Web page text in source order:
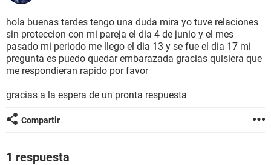
BIENESTAR
SEXUALIDAD
hola buenas tardes tengo una duda mira yo tuve relaciones
sin proteccion con mi pareja el dia 4 de junio y el mes
pasado mi periodo me llego el dia 13 y se fue el dia 17 mi
pregunta es puedo quedar embarazada gracias quisiera que
me respondieran rapido por favor
gracias a la espera de un pronta respuesta
Compartir
1 respuesta